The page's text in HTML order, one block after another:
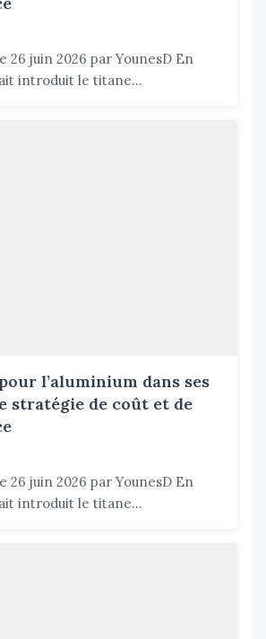
26 juin 2026 par YounesD En
introduit le titane...
l’aluminium dans ses
stratégie de coût et de
26 juin 2026 par YounesD En
introduit le titane...